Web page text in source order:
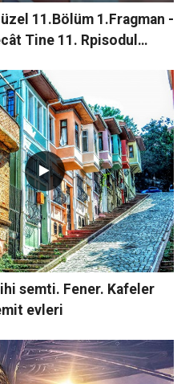
11.Bölüm 1.Fragman -
Tine 11. Rpisodul
semti. Fener. Kafeler
evleri